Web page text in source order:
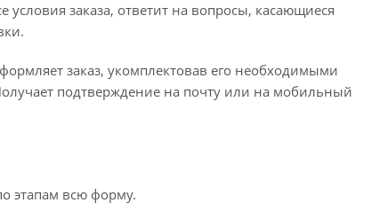
заказа, ответит на вопросы, касающиеся
заказ, укомплектовав его необходимыми
подтверждение на почту или на мобильный
этапам всю форму.